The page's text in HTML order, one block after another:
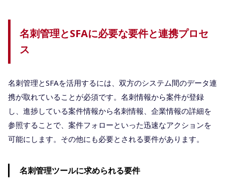
名刺管理とSFAに必要な要件と連携プロセ
ス
名刺管理とSFAを活用するには、双方のシステム間のデータ連
携が取れていることが必須です。名刺情報から案件が登録
し、進捗している案件情報から名刺情報、企業情報の詳細を
参照することで、案件フォローといった迅速なアクションを
可能にします。その他にも必要とされる要件があります。
名刺管理ツールに求められる要件